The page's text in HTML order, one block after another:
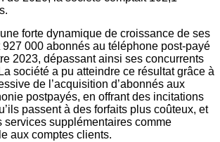
forte dynamique de croissance de ses
000 abonnés au téléphone post-payé
2023, dépassant ainsi ses concurrents
société a pu atteindre ce résultat grâce à
de l’acquisition d’abonnés aux
postpayés, en offrant des incitations
passent à des forfaits plus coûteux, et
services supplémentaires comme
aux comptes clients.